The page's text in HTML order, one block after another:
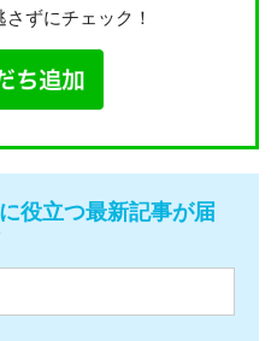
ずにチェック！
役立つ最新記事が届